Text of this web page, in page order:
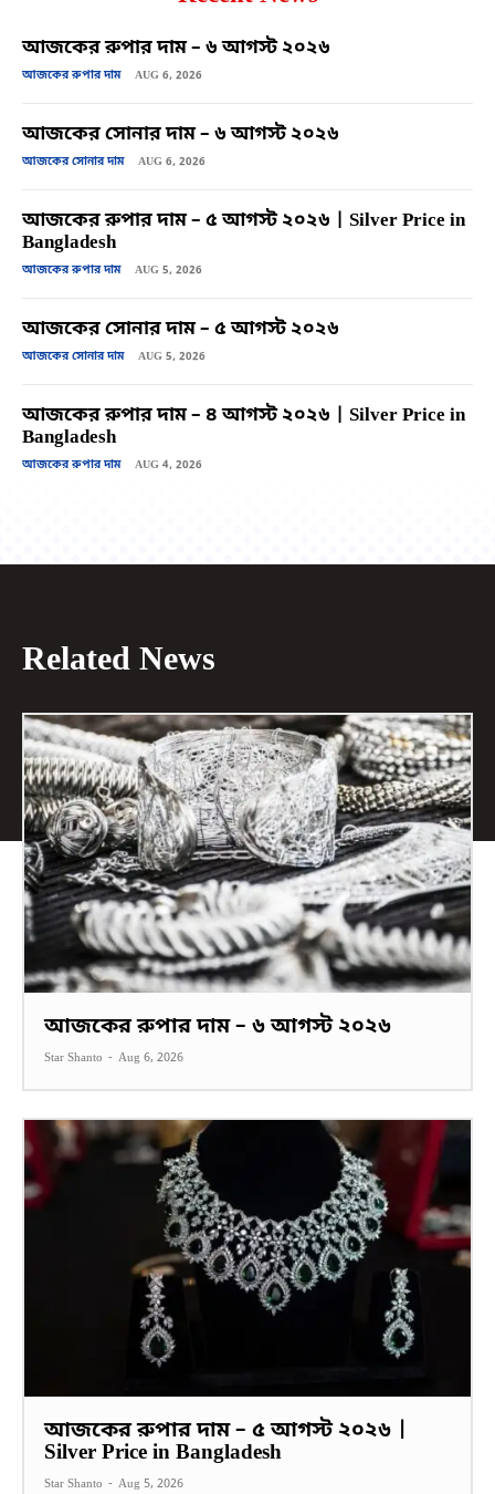
আজকের রুপার দাম – ৬ আগস্ট ২০২৬
আজকের রুপার দাম AUG 6, 2026
আজকের সোনার দাম – ৬ আগস্ট ২০২৬
আজকের সোনার দাম AUG 6, 2026
আজকের রুপার দাম – ৫ আগস্ট ২০২৬ | Silver Price in
Bangladesh
আজকের রুপার দাম AUG 5, 2026
আজকের সোনার দাম – ৫ আগস্ট ২০২৬
আজকের সোনার দাম AUG 5, 2026
আজকের রুপার দাম – ৪ আগস্ট ২০২৬ | Silver Price in
Bangladesh
আজকের রুপার দাম AUG 4, 2026
Related News
আজকের রুপার দাম – ৬ আগস্ট ২০২৬
Star Shanto - Aug 6, 2026
আজকের রুপার দাম – ৫ আগস্ট ২০২৬ |
Silver Price in Bangladesh
Star Shanto - Aug 5, 2026